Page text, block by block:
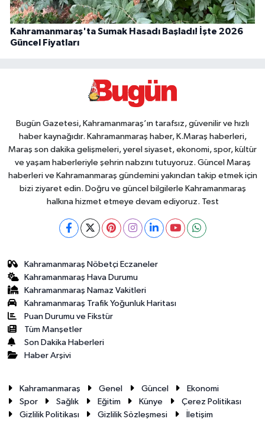
Kahramanmaraş'ta Sumak Hasadı Başladı! İşte 2026
Güncel Fiyatları
Bugün Gazetesi, Kahramanmaraş’ın tarafsız, güvenilir ve hızlı
haber kaynağıdır. Kahramanmaraş haber, K.Maraş haberleri,
Maraş son dakika gelişmeleri, yerel siyaset, ekonomi, spor, kültür
ve yaşam haberleriyle şehrin nabzını tutuyoruz. Güncel Maraş
haberleri ve Kahramanmaraş gündemini yakından takip etmek için
bizi ziyaret edin. Doğru ve güncel bilgilerle Kahramanmaraş
halkına hizmet etmeye devam ediyoruz. Test
Kahramanmaraş Nöbetçi Eczaneler
Kahramanmaraş Hava Durumu
Kahramanmaraş Namaz Vakitleri
Kahramanmaraş Trafik Yoğunluk Haritası
Puan Durumu ve Fikstür
Tüm Manşetler
Son Dakika Haberleri
Haber Arşivi
Kahramanmaraş Genel Güncel
Ekonomi
Spor
Sağlık Eğitim Künye
Çerez Politikası
Gizlilik Politikası
Gizlilik Sözleşmesi İletişim